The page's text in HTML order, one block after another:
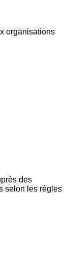
organisations
des
selon les règles